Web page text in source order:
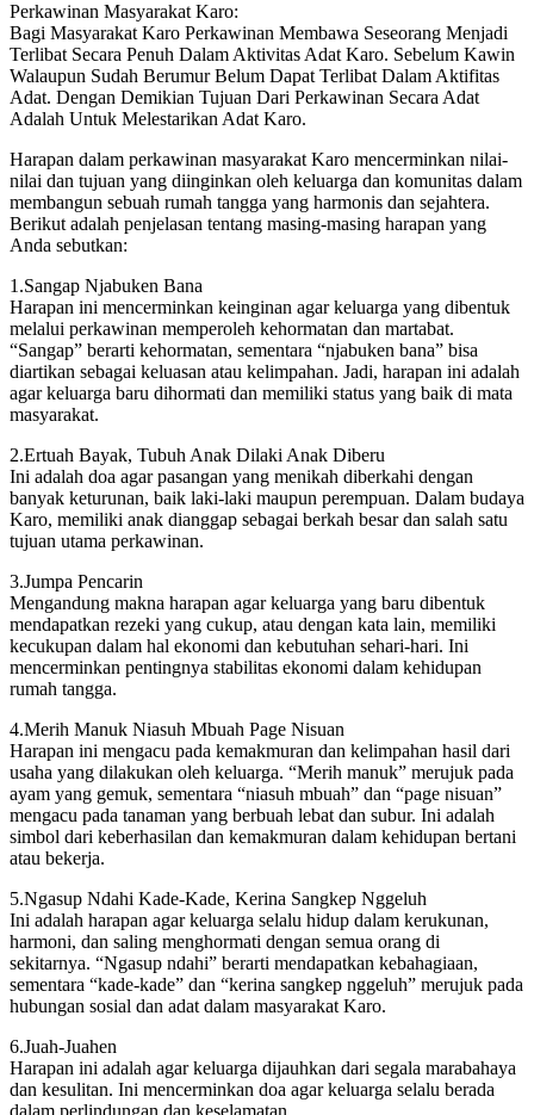
Perkawinan Masyarakat Karo:
Bagi Masyarakat Karo Perkawinan Membawa Seseorang Menjadi
Terlibat Secara Penuh Dalam Aktivitas Adat Karo. Sebelum Kawin
Walaupun Sudah Berumur Belum Dapat Terlibat Dalam Aktifitas
Adat. Dengan Demikian Tujuan Dari Perkawinan Secara Adat
Adalah Untuk Melestarikan Adat Karo.
Harapan dalam perkawinan masyarakat Karo mencerminkan nilai-
nilai dan tujuan yang diinginkan oleh keluarga dan komunitas dalam
membangun sebuah rumah tangga yang harmonis dan sejahtera.
Berikut adalah penjelasan tentang masing-masing harapan yang
Anda sebutkan:
1.Sangap Njabuken Bana
Harapan ini mencerminkan keinginan agar keluarga yang dibentuk
melalui perkawinan memperoleh kehormatan dan martabat.
“Sangap” berarti kehormatan, sementara “njabuken bana” bisa
diartikan sebagai keluasan atau kelimpahan. Jadi, harapan ini adalah
agar keluarga baru dihormati dan memiliki status yang baik di mata
masyarakat.
2.Ertuah Bayak, Tubuh Anak Dilaki Anak Diberu
Ini adalah doa agar pasangan yang menikah diberkahi dengan
banyak keturunan, baik laki-laki maupun perempuan. Dalam budaya
Karo, memiliki anak dianggap sebagai berkah besar dan salah satu
tujuan utama perkawinan.
3.Jumpa Pencarin
Mengandung makna harapan agar keluarga yang baru dibentuk
mendapatkan rezeki yang cukup, atau dengan kata lain, memiliki
kecukupan dalam hal ekonomi dan kebutuhan sehari-hari. Ini
mencerminkan pentingnya stabilitas ekonomi dalam kehidupan
rumah tangga.
4.Merih Manuk Niasuh Mbuah Page Nisuan
Harapan ini mengacu pada kemakmuran dan kelimpahan hasil dari
usaha yang dilakukan oleh keluarga. “Merih manuk” merujuk pada
ayam yang gemuk, sementara “niasuh mbuah” dan “page nisuan”
mengacu pada tanaman yang berbuah lebat dan subur. Ini adalah
simbol dari keberhasilan dan kemakmuran dalam kehidupan bertani
atau bekerja.
5.Ngasup Ndahi Kade-Kade, Kerina Sangkep Nggeluh
Ini adalah harapan agar keluarga selalu hidup dalam kerukunan,
harmoni, dan saling menghormati dengan semua orang di
sekitarnya. “Ngasup ndahi” berarti mendapatkan kebahagiaan,
sementara “kade-kade” dan “kerina sangkep nggeluh” merujuk pada
hubungan sosial dan adat dalam masyarakat Karo.
6.Juah-Juahen
Harapan ini adalah agar keluarga dijauhkan dari segala marabahaya
dan kesulitan. Ini mencerminkan doa agar keluarga selalu berada